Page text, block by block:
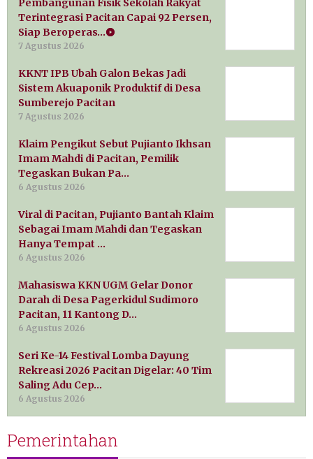
Pembangunan Fisik Sekolah Rakyat
Terintegrasi Pacitan Capai 92 Persen,
Siap Beroperas…
7 Agustus 2026
KKNT IPB Ubah Galon Bekas Jadi
Sistem Akuaponik Produktif di Desa
Sumberejo Pacitan
7 Agustus 2026
Klaim Pengikut Sebut Pujianto Ikhsan
Imam Mahdi di Pacitan, Pemilik
Tegaskan Bukan Pa…
6 Agustus 2026
Viral di Pacitan, Pujianto Bantah Klaim
Sebagai Imam Mahdi dan Tegaskan
Hanya Tempat …
6 Agustus 2026
Mahasiswa KKN UGM Gelar Donor
Darah di Desa Pagerkidul Sudimoro
Pacitan, 11 Kantong D…
6 Agustus 2026
Seri Ke-14 Festival Lomba Dayung
Rekreasi 2026 Pacitan Digelar: 40 Tim
Saling Adu Cep…
6 Agustus 2026
Pemerintahan